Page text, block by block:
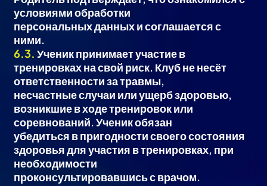
условиями обработки
персональных данных и соглашается с
ними.
6.3. Ученик принимает участие в
тренировках на свой риск. Клуб не несёт
ответственности за травмы,
несчастные случаи или ущерб здоровью,
возникшие в ходе тренировок или
соревнований. Ученик обязан
убедиться в пригодности своего состояния
здоровья для участия в тренировках, при
необходимости
проконсультировавшись с врачом.